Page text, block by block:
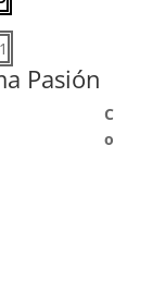
Pasión
C
o